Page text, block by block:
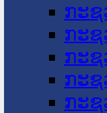
ກະຊ
ກະຊ
ກະຊ
ກະຊ
ກະຊ